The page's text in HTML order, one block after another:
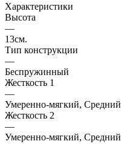
Характеристики
Высота
—
13см.
Тип конструкции
—
Беспружинный
Жесткость 1
—
Умеренно-мягкий, Средний
Жесткость 2
—
Умеренно-мягкий, Средний